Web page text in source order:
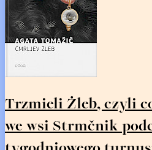
Trzmieli Żleb, czyli
we wsi Strmčnik